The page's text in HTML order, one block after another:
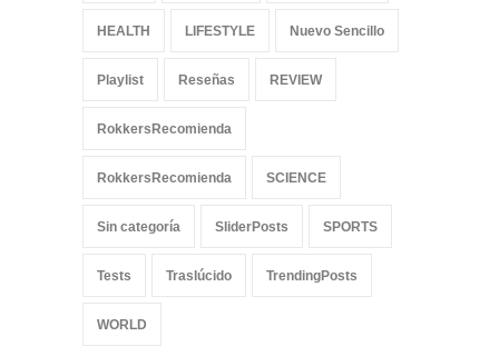
HEALTH LIFESTYLE Nuevo Sencillo
Playlist Reseñas REVIEW
RokkersRecomienda
RokkersRecomienda SCIENCE
Sin categoría SliderPosts SPORTS
Tests Traslúcido TrendingPosts
WORLD